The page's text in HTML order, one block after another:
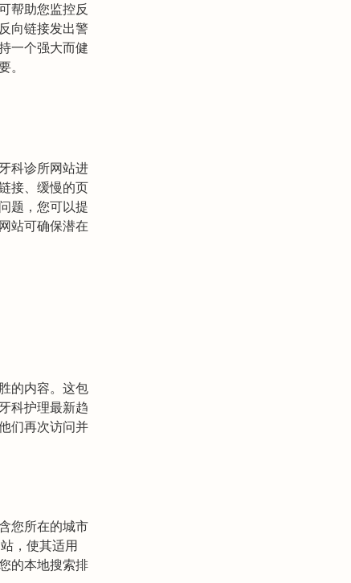
帮助您监控反
向链接发出警
一个强大而健
。
科诊所网站进
接、缓慢的页
题，您可以提
站可确保潜在
的内容。这包
科护理最新趋
们再次访问并
您所在的城市
，使其适用
的本地搜索排